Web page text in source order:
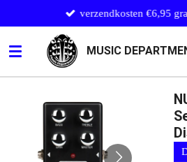
direct
naar
de
hoofdinhoud
MUSIC
verzendkosten €6,95